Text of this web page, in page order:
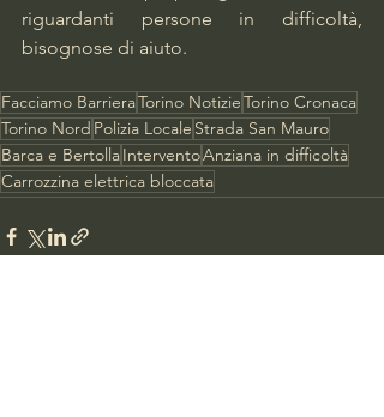
riguardanti persone in difficoltà,
bisognose di aiuto.
Facciamo BarrieraTorino NotizieTorino Cronaca
Torino Nord Polizia Locale Strada San Mauro
Barca e BertollaInterventoAnziana in difficoltà
Carrozzina elettrica bloccata